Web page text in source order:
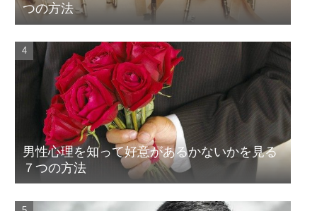
つの方法
男性心理を知って好意があるかないかを見る
７つの方法